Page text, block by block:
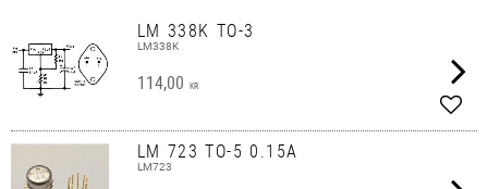
LM 338K TO-3
LM338K
114,00 KR
Add
LM 723 TO-5 0.15A
LM723